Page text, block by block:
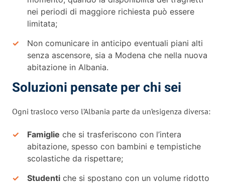
nei periodi di maggiore richiesta può essere
limitata;
Non comunicare in anticipo eventuali piani alti
senza ascensore, sia a Modena che nella nuova
abitazione in Albania.
Soluzioni pensate per chi sei
Ogni trasloco verso l’Albania parte da un’esigenza diversa:
Famiglie che si trasferiscono con l’intera
abitazione, spesso con bambini e tempistiche
scolastiche da rispettare;
Studenti che si spostano con un volume ridotto